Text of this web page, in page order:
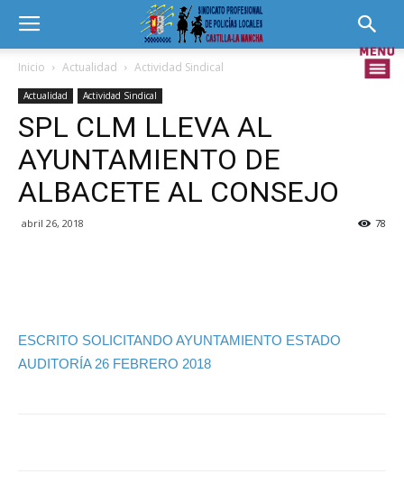
Inicio Actualidad Actividad Sindical
Actualidad Actividad Sindical
SPL CLM LLEVA AL
AYUNTAMIENTO DE
ALBACETE AL CONSEJO
abril 26, 2018 78
ESCRITO SOLICITANDO AYUNTAMIENTO ESTADO
AUDITORÍA 26 FEBRERO 2018